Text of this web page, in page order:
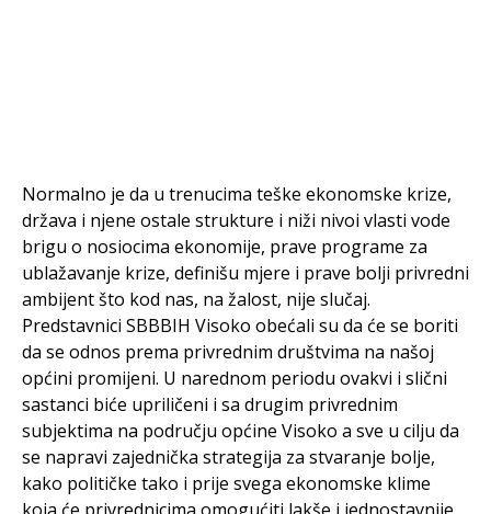
Normalno je da u trenucima teške ekonomske krize,
država i njene ostale strukture i niži nivoi vlasti vode
brigu o nosiocima ekonomije, prave programe za
ublažavanje krize, definišu mjere i prave bolji privredni
ambijent što kod nas, na žalost, nije slučaj.
Predstavnici SBBBIH Visoko obećali su da će se boriti
da se odnos prema privrednim društvima na našoj
općini promijeni. U narednom periodu ovakvi i slični
sastanci biće upriličeni i sa drugim privrednim
subjektima na području općine Visoko a sve u cilju da
se napravi zajednička strategija za stvaranje bolje,
kako političke tako i prije svega ekonomske klime